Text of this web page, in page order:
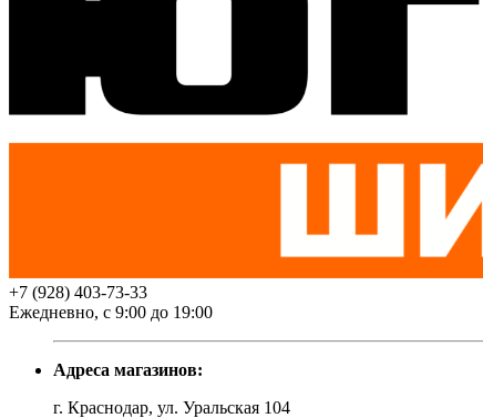
+7 (928) 403-73-33
Ежедневно, с 9:00 до 19:00
Адреса магазинов:
г. Краснодар, ул. Уральская 104